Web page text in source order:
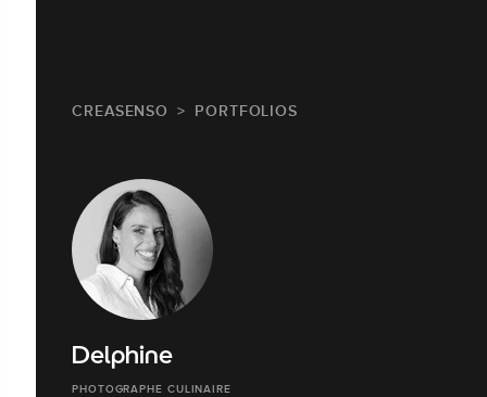
CREASENSO PORTFOLIOS
Delphine
PHOTOGRAPHE CULINAIRE